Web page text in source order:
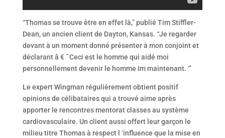
“Thomas se trouve être en effet là,” publié Tim Stiffler-
Dean, un ancien client de Dayton, Kansas. “Je regarder
devant à un moment donné présenter à mon conjoint et
déclarant â € ˜Ceci est le homme qui aidé moi
personnellement devenir le homme Im maintenant. ‘”
Le expert Wingman régulièrement obtient positif
opinions de célibataires qui a trouvé aime après
apporter le rencontres mentorat classes au système
cardiovasculaire. Un client aussi offert leur garçon le
milieu titre Thomas à respect l ‘influence que la mise en